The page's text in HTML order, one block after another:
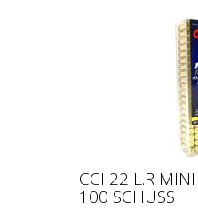
CCI 22 L.R
100 SCHUSS